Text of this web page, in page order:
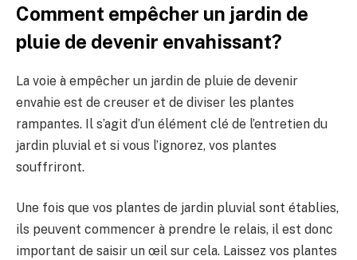
Comment empêcher un jardin de
pluie de devenir envahissant?
La voie à empêcher un jardin de pluie de devenir
envahie est de creuser et de diviser les plantes
rampantes. Il s’agit d’un élément clé de l’entretien du
jardin pluvial et si vous l’ignorez, vos plantes
souffriront.
Une fois que vos plantes de jardin pluvial sont établies,
ils peuvent commencer à prendre le relais, il est donc
important de saisir un œil sur cela. Laissez vos plantes